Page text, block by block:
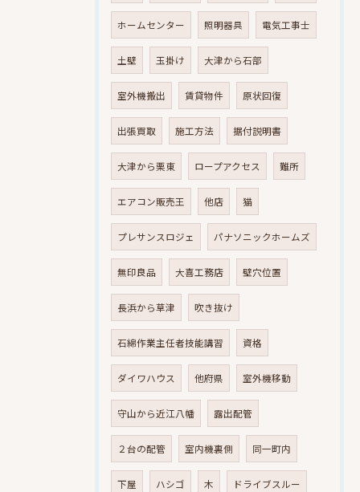
ホームセンター 照明器具 電気工事士
土壁 玉掛け 大津から石部
室外機搬出 賃貸物件 原状回復
出張買取 施工方法 据付説明書
大津から栗東 ロープアクセス 難所
エアコン販売王 他店 猫
プレサンスロジェ パナソニックホームズ
無印良品 大喜工務店 壁穴位置
長浜から草津 吹き抜け
石綿作業主任者技能講習 資格
ダイワハウス 他府県 室外機移動
守山から近江八幡 露出配管
２台の配管 室内機裏側 同一町内
下屋 ハシゴ 木 ドライブスルー